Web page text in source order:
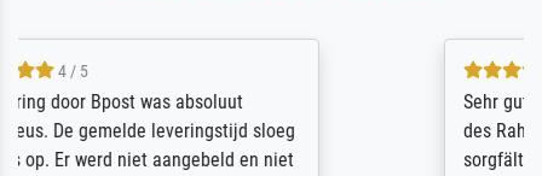
Sehr gute Qualität des Leinwanddrucks und
des Rahmens! Unser Bild wurde sehr
sorgfältig und sicher verpackt, so dass es